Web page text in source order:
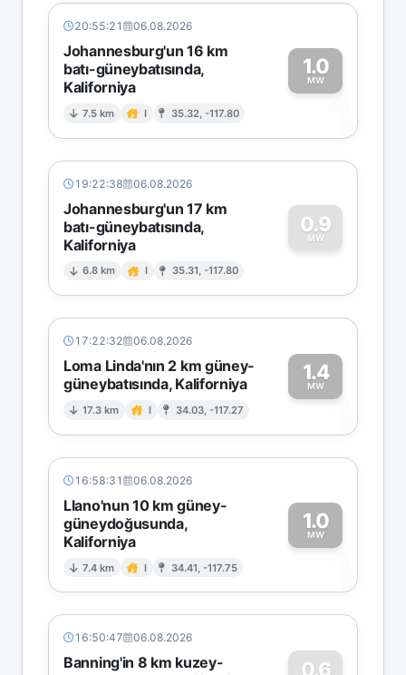
20:55:21 06.08.2026
Johannesburg'un 16 km
batı-güneybatısında,
Kaliforniya
7.5 km I 35.32, -117.80
1.0
MW
1
19:22:38 06.08.2026
Johannesburg'un 17 km
batı-güneybatısında,
Kaliforniya
6.8 km I 35.31, -117.80
0.9
MW
0
17:22:32 06.08.2026
Loma Linda'nın 2 km güney-
güneybatısında, Kaliforniya
17.3 km I 34.03, -117.27
1.4
MW1
16:58:31 06.08.2026
Llano'nun 10 km güney-
güneydoğusunda,
Kaliforniya
7.4 km I 34.41, -117.75
1.0
MW
1
16:50:47 06.08.2026
Banning'in 8 km kuzey-
0.6